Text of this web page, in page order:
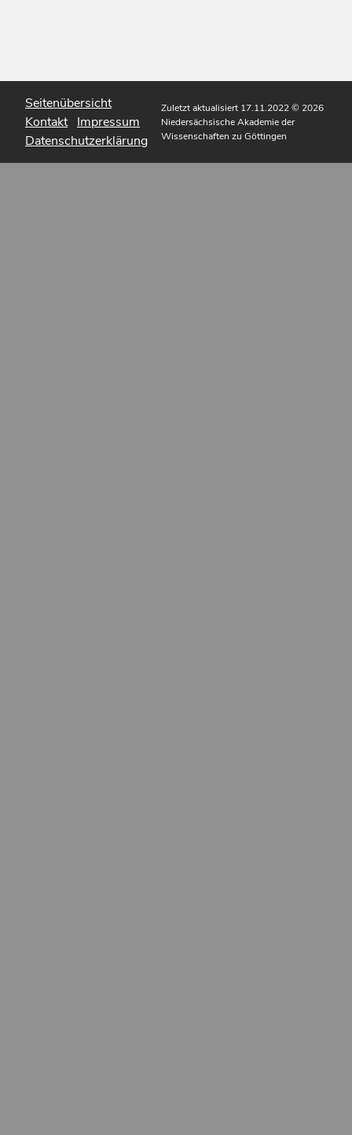
Seitenübersicht
Kontakt Impressum
Datenschutzerklärung
Zuletzt aktualisiert 17.11.2022© 2026
Niedersächsische Akademie der
Wissenschaften zu Göttingen